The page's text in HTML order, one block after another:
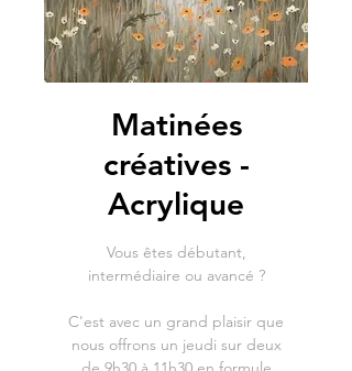
Matinées
créatives -
Acrylique
Vous êtes débutant,
intermédiaire ou avancé ?
C'est avec un grand plaisir que
nous offrons un jeudi sur deux